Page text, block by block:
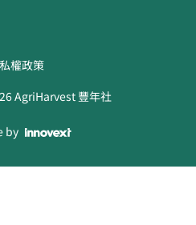
權政策
AgriHarvest 豐年社
by